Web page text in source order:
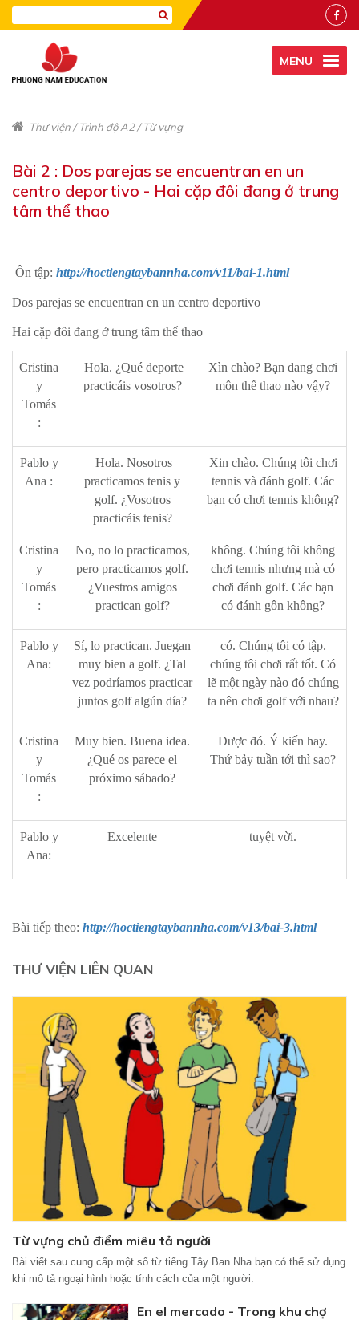
MENU
Thư viện/Trình độ A2/Từ vựng
Bài 2 : Dos parejas se encuentran en un
centro deportivo - Hai cặp đôi đang ở trung
tâm thể thao
Ôn tập: http://hoctiengtaybannha.com/v11/bai-1.html
Dos parejas se encuentran en un centro deportivo
Hai cặp đôi đang ở trung tâm thể thao
Cristina
y
Tomás
:
Hola. ¿Qué deporte
practicáis vosotros?
Xìn chào? Bạn đang chơi
môn thể thao nào vậy?
Pablo y
Ana :
Hola. Nosotros
practicamos tenis y
golf. ¿Vosotros
practicáis tenis?
Xin chào. Chúng tôi chơi
tennis và đánh golf. Các
bạn có chơi tennis không?
Cristina
y
Tomás
:
No, no lo practicamos,
pero practicamos golf.
¿Vuestros amigos
practican golf?
không. Chúng tôi không
chơi tennis nhưng mà có
chơi đánh golf. Các bạn
có đánh gôn không?
Pablo y
Ana:
Sí, lo practican. Juegan
muy bien a golf. ¿Tal
vez podríamos practicar
juntos golf algún día?
có. Chúng tôi có tập.
chúng tôi chơi rất tốt. Có
lẽ một ngày nào đó chúng
ta nên chơi golf với nhau?
Cristina
y
Tomás
:
Muy bien. Buena idea.
¿Qué os parece el
próximo sábado?
Được đó. Ý kiến hay.
Thứ bảy tuần tới thì sao?
Pablo y
Ana:
Excelente tuyệt vời.
Bài tiếp theo: http://hoctiengtaybannha.com/v13/bai-3.html
THƯ VIỆN LIÊN QUAN
Từ vựng chủ điểm miêu tả người
Bài viết sau cung cấp một số từ tiếng Tây Ban Nha bạn có thể sử dụng
khi mô tả ngoại hình hoặc tính cách của một người.
En el mercado - Trong khu chợ